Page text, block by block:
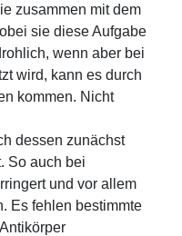
zusammen mit dem
sie diese Aufgabe
wenn aber bei
wird, kann es durch
kommen. Nicht
dessen zunächst
So auch bei
und vor allem
Es fehlen bestimmte